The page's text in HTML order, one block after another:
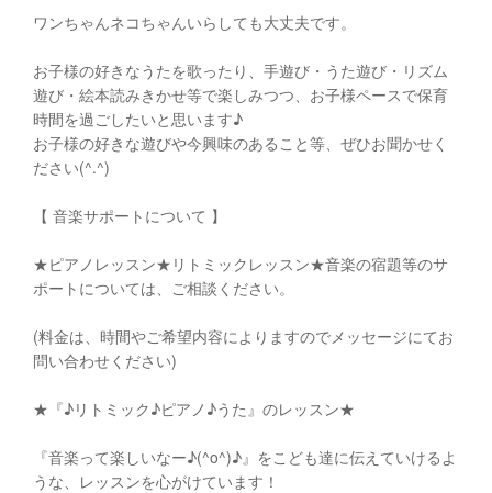
ワンちゃんネコちゃんいらしても大丈夫です。
お子様の好きなうたを歌ったり、手遊び・うた遊び・リズム
遊び・絵本読みきかせ等で楽しみつつ、お子様ペースで保育
時間を過ごしたいと思います♪
お子様の好きな遊びや今興味のあること等、ぜひお聞かせく
ださい(^.^)
【 音楽サポートについて 】
★ピアノレッスン★リトミックレッスン★音楽の宿題等のサ
ポートについては、ご相談ください。
(料金は、時間やご希望内容によりますのでメッセージにてお
問い合わせください)
★『♪リトミック♪ピアノ♪うた』のレッスン★
『音楽って楽しいなー♪(^o^)♪』をこども達に伝えていけるよ
うな、レッスンを心がけています！